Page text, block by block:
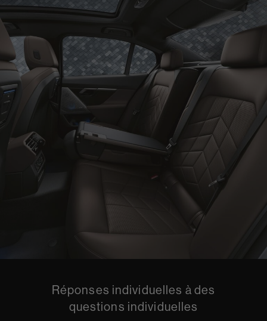
Réponses individuelles à des
questions individuelles